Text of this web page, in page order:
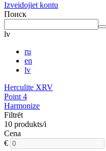
Izveidojiet kontu
Поиск
lv
ru
en
lv
Herculite XRV
Point 4
Harmonize
Filtrēt
10 produkts/i
Cena
€